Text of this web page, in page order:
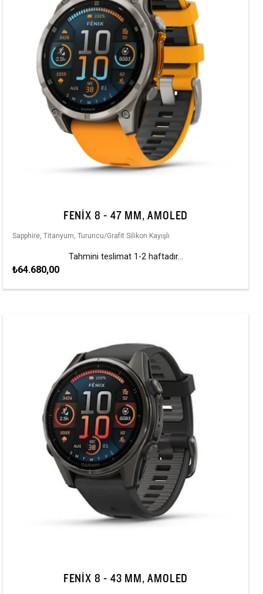
FENIX 8 - 47 MM, AMOLED
Sapphire, Titanyum, Turuncu/Grafit Silikon Kayışlı
Tahmini teslimat 1-2 haftadır...
₺64.680,00
FENIX 8 - 43 MM, AMOLED